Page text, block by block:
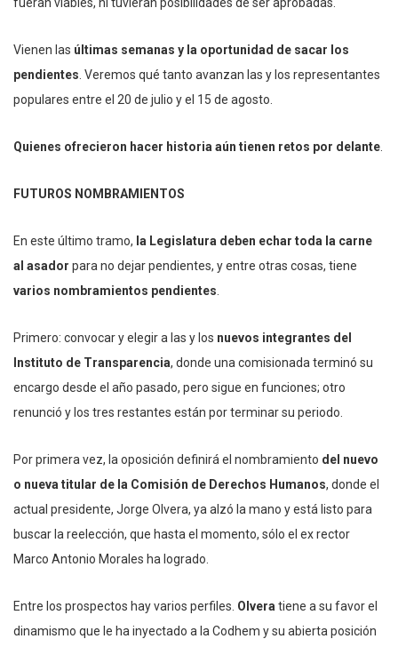
Vienen las últimas semanas y la oportunidad de sacar los
pendientes . Veremos qué tanto avanzan las y los representantes
populares entre el 20 de julio y el 15 de agosto.
Quienes ofrecieron hacer historia aún tienen retos por delante
FUTUROS NOMBRAMIENTOS
En este último tramo, la Legislatura deben echar toda la carne
al asador para no dejar pendientes, y entre otras cosas, tiene
varios nombramientos pendientes
Primero: convocar y elegir a las y los nuevos integrantes del
Instituto de Transparencia, donde una comisionada terminó su
encargo desde el año pasado, pero sigue en funciones; otro
renunció y los tres restantes están por terminar su periodo.
Por primera vez, la oposición definirá el nombramiento del nuevo
o nueva titular de la Comisión de Derechos Humanos, donde el
actual presidente, Jorge Olvera, ya alzó la mano y está listo para
buscar la reelección, que hasta el momento, sólo el ex rector
Marco Antonio Morales ha logrado.
Entre los prospectos hay varios perfiles. Olvera tiene a su favor el
dinamismo que le ha inyectado a la Codhem y su abierta posición